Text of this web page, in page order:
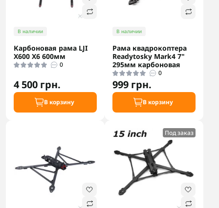
В наличии
Карбоновая рама LJI
X600 X6 600мм
0
4 500 грн.
В корзину
В наличии
Рама квадрокоптера
Readytosky Mark4 7"
295мм карбоновая
0
999 грн.
В корзину
Под заказ